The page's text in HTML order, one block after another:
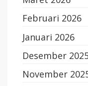
Februari 2026
Januari 2026
Desember
November